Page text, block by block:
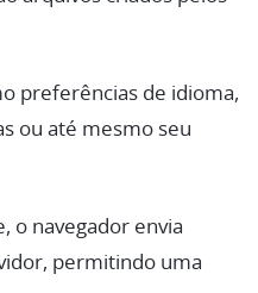
preferências de idioma,
ou até mesmo seu
o navegador envia
permitindo uma